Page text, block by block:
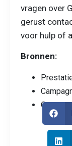
vragen over
gerust
voor hulp of
Bronnen:
Over